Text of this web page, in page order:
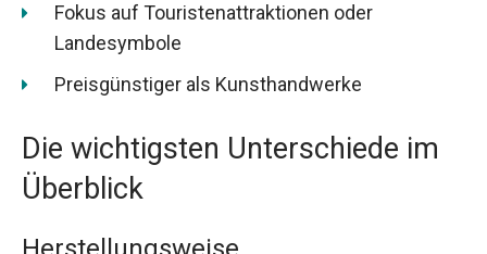
Fokus auf Touristenattraktionen oder
Landesymbole
Preisgünstiger als Kunsthandwerke
Die wichtigsten Unterschiede im
Überblick